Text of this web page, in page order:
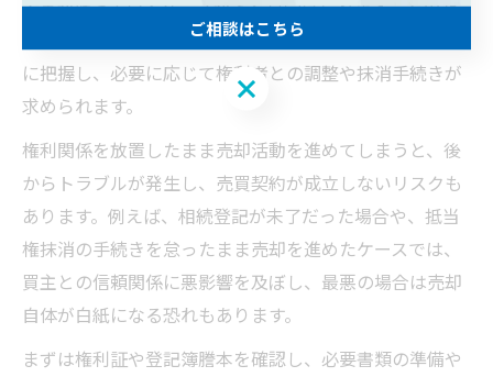
設定が残っているケースが多く見受けられます。そのた
め、売却前に所有権や借地権、抵当権などの現状を正確
に把握し、必要に応じて権利者との調整や抹消手続きが
求められます。
権利関係を放置したまま売却活動を進めてしまうと、後
からトラブルが発生し、売買契約が成立しないリスクも
あります。例えば、相続登記が未了だった場合や、抵当
権抹消の手続きを怠ったまま売却を進めたケースでは、
買主との信頼関係に悪影響を及ぼし、最悪の場合は売却
自体が白紙になる恐れもあります。
まずは権利証や登記簿謄本を確認し、必要書類の準備や
ご相談はこちら
ご相談はこちら